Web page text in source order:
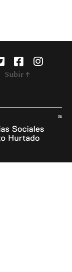
Subir ↑